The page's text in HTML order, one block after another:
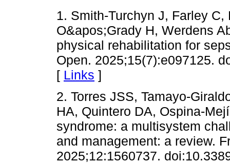
1. Smith-Turchyn J, Farley
O&apos;Grady H, Werdens
physical rehabilitation for
Open. 2025;15(7):e097125.
[ Links ]
2. Torres JSS, Tamayo-
HA, Quintero DA, Ospina-
syndrome: a multisystem
and management: a review.
2025;12:1560737.